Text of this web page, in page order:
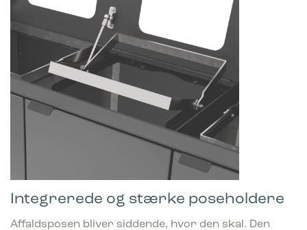
Integrerede og stærke poseholdere
Affaldsposen bliver siddende, hvor den skal. Den